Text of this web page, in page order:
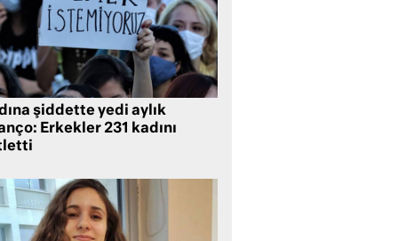
şiddette yedi aylık
Erkekler 231 kadını